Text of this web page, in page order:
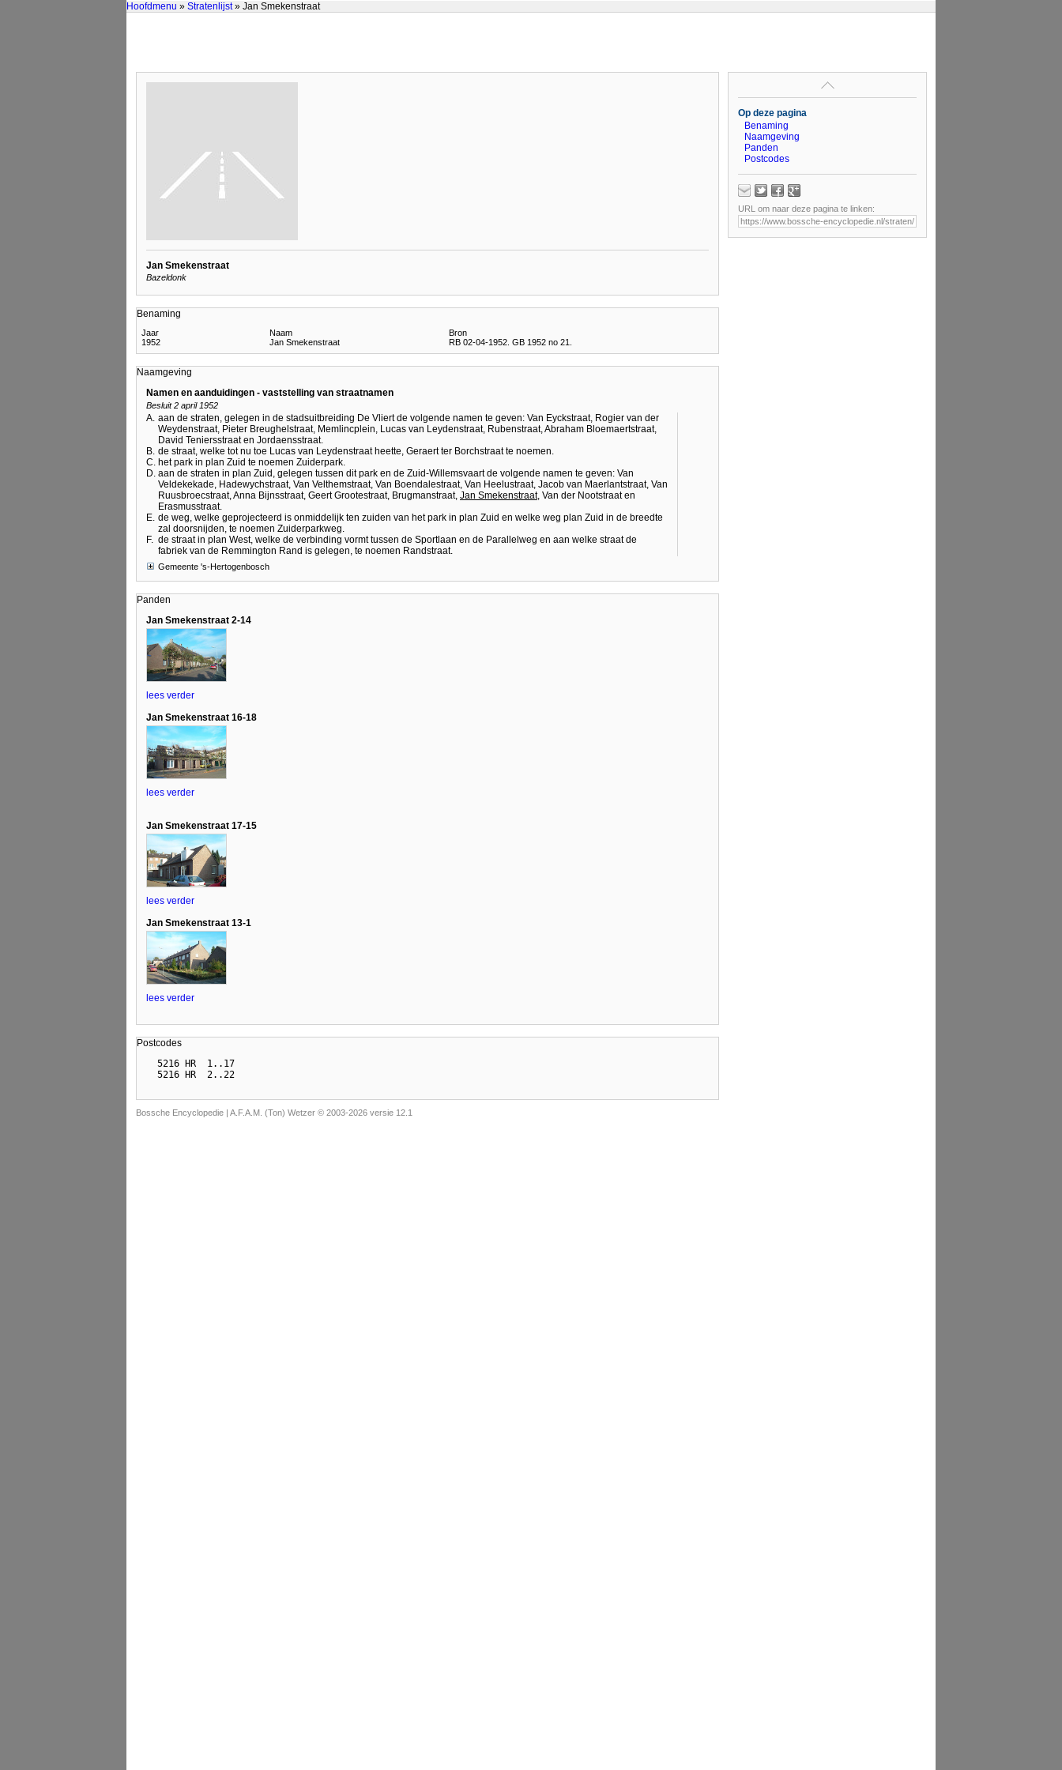
Hoofdmenu » Stratenlijst» Jan Smekenstraat
Jan Smekenstraat
Bazeldonk
Benaming
Jaar Naam
Bron
1952
Jan Smekenstraat RB 02-04-1952. GB 1952 no 21.
Naamgeving
Namen en aanduidingen - vaststelling van straatnamen
Besluit 2 april 1952
A. aan de straten, gelegen in de stadsuitbreiding De Vliert de volgende namen te geven: Van Eyckstraat, Rogier van der
Weydenstraat, Pieter Breughelstraat, Memlincplein, Lucas van Leydenstraat, Rubenstraat, Abraham Bloemaertstraat,
David Teniersstraat en Jordaensstraat.
B. de straat, welke tot nu toe Lucas van Leydenstraat heette, Geraert ter Borchstraat te noemen.
C. het park in plan Zuid te noemen Zuiderpark.
D. aan de straten in plan Zuid, gelegen tussen dit park en de Zuid-Willemsvaart de volgende namen te geven: Van
Veldekekade, Hadewychstraat, Van Velthemstraat, Van Boendalestraat, Van Heelustraat, Jacob van Maerlantstraat, Van
Ruusbroecstraat, Anna Bijnsstraat, Geert Grootestraat, Brugmanstraat, Jan Smekenstraat, Van der Nootstraat en
Erasmusstraat.
E. de weg, welke geprojecteerd is onmiddelijk ten zuiden van het park in plan Zuid en welke weg plan Zuid in de breedte
zal doorsnijden, te noemen Zuiderparkweg.
F. de straat in plan West, welke de verbinding vormt tussen de Sportlaan en de Parallelweg en aan welke straat de
fabriek van de Remmington Rand is gelegen, te noemen Randstraat.
Gemeente 's-Hertogenbosch
Panden
Jan Smekenstraat 2-14
lees verder
Jan Smekenstraat 16-18
lees verder
Jan Smekenstraat 17-15
lees verder
Jan Smekenstraat 13-1
lees verder
Postcodes
  5216 HR  1..17
Op deze pagina
Benaming
Naamgeving
Panden
Postcodes
URL om naar deze pagina te linken:
Bossche Encyclopedie | A.F.A.M. (Ton) Wetzer © 2003-2026 versie 12.1